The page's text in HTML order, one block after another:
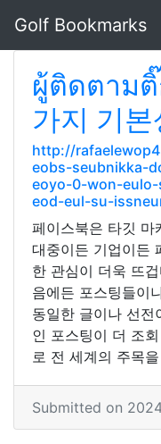
Golf Bookmarks
ผู้ติดตามติ๊
가지 기본
http://
eobs-seubnikka-
eoyo-0-won-
eod-eul-su-
페이스북은 타깃 마
대중이든 기업이든
한 관심이 더욱 뜨
음에든 포스팅들이
동일한 글이나 선전
인 포스팅이 더 조
로 전 세계의 주목
Submitted on